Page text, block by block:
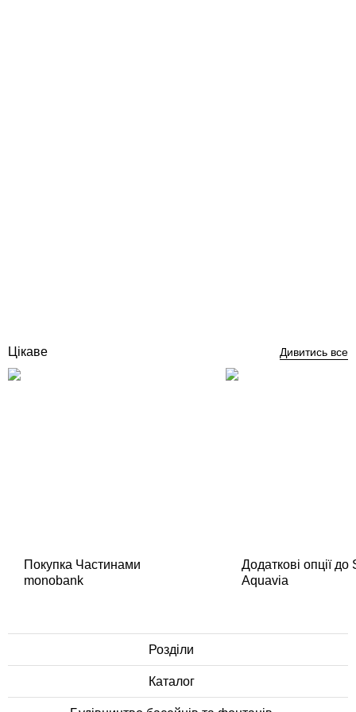
Цікаве Дивитись все
Покупка Частинами
monobank
Додаткові опції
Aquavia
Розділи
Каталог